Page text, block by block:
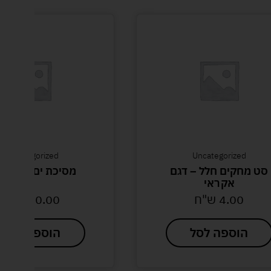
Uncategorized
סט מחקים חלל – דגם
אקראי
4.00 ש"ח
הוספה לסל
Uncategorized
מסיכת ים
70.00
הוספה לסל